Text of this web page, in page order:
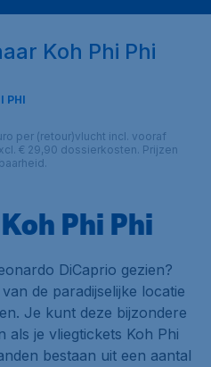
Koh Phi Phi
PHI
per (retour)vlucht incl. vooraf
€ 29,90 dossierkosten. Prijzen
Phi Phi
DiCaprio gezien?
de paradijselijke locatie
Je kunt deze bijzondere
als je vliegtickets Koh Phi
bestaan uit een aantal